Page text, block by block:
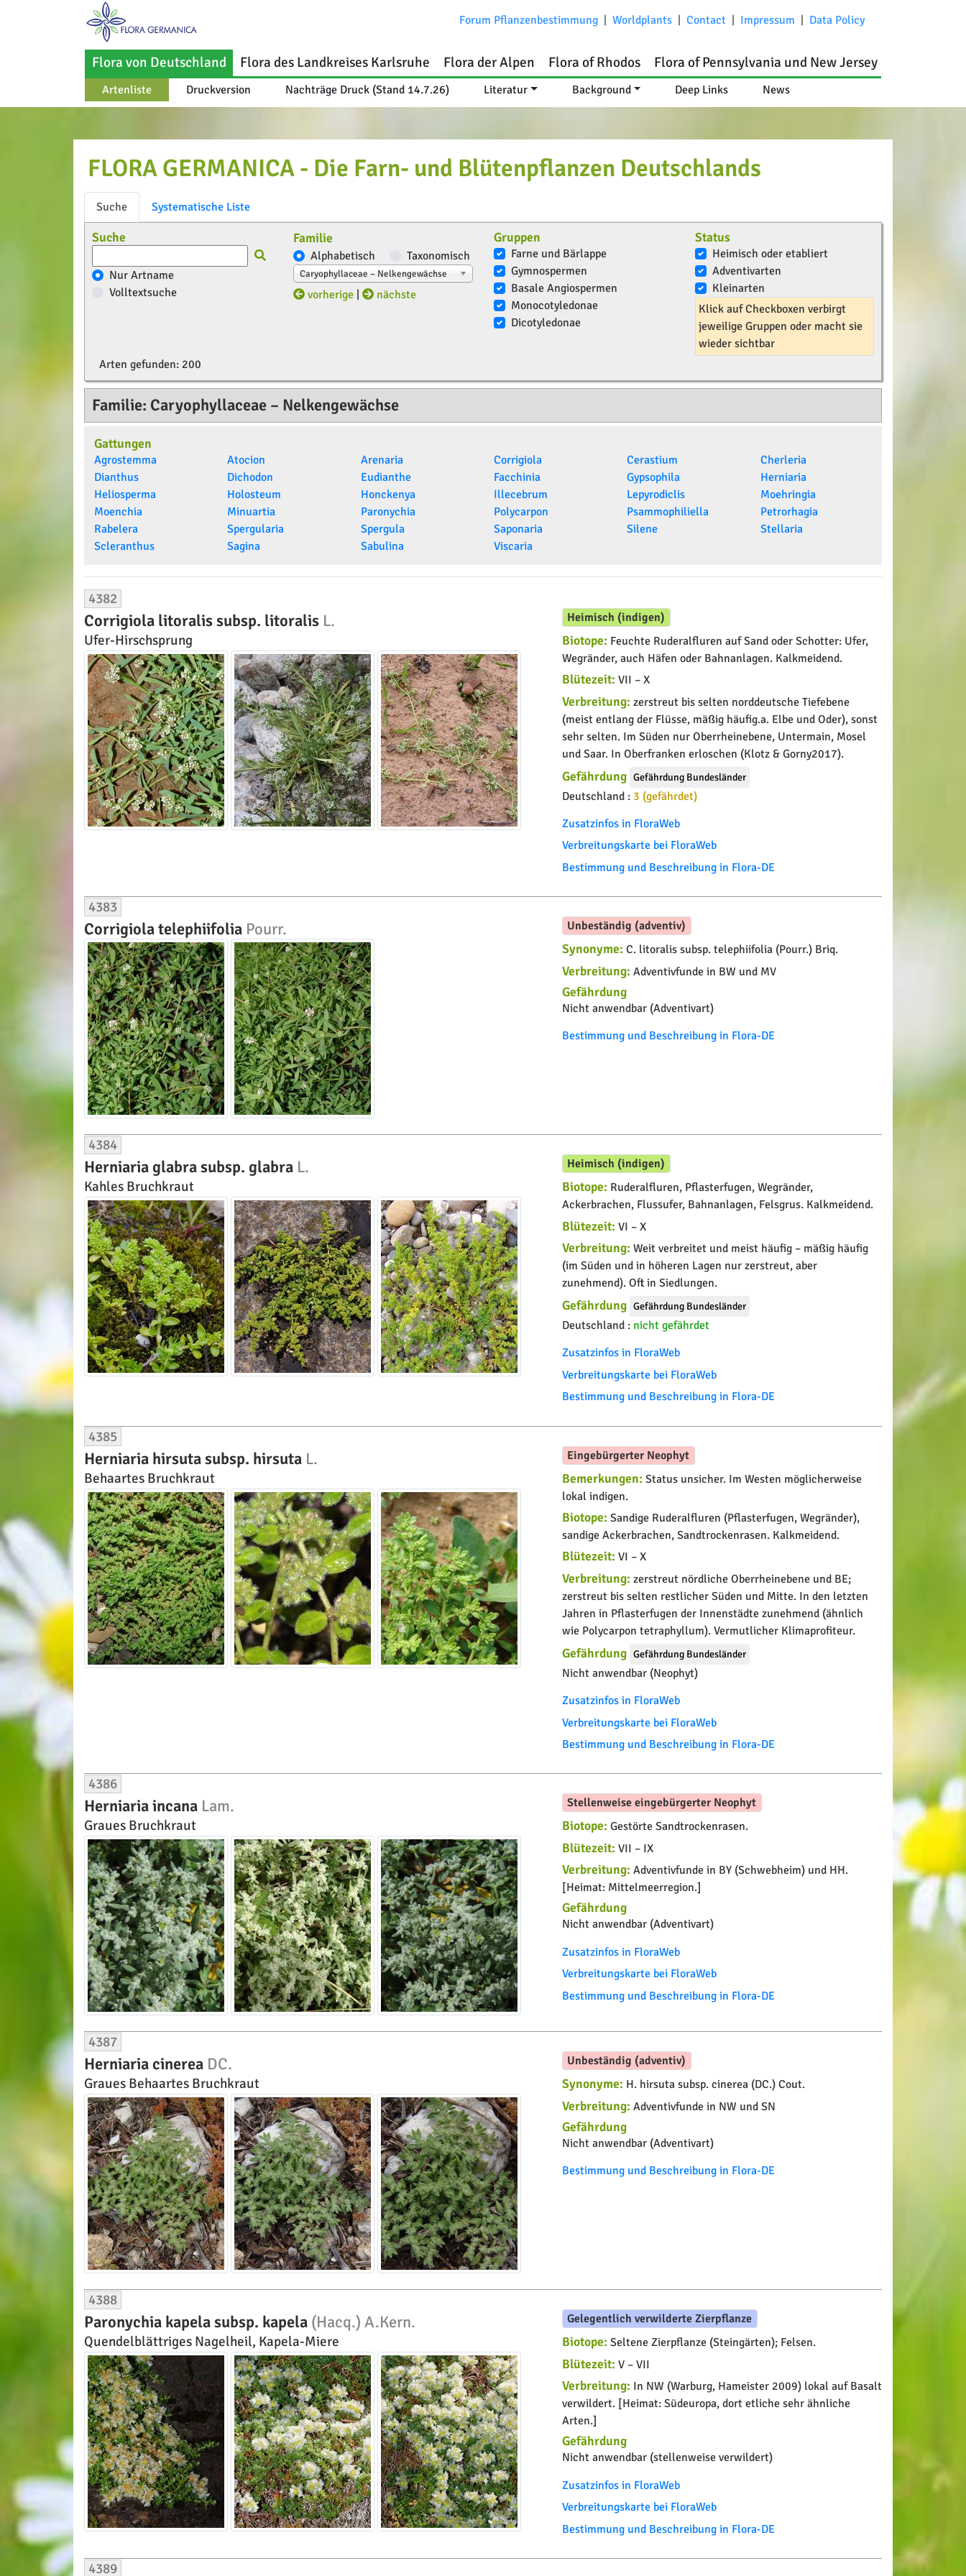
Forum Pflanzenbestimmung Worldplants Contact Impressum Data Policy
Flora von Deutschland Flora des Landkreises Karlsruhe Flora der Alpen Flora of Rhodos Flora of Pennsylvania und New Jersey
Artenliste Druckversion Nachträge Druck (Stand 14.7.26) Literatur Background Deep Links News
FLORA GERMANICA - Die Farn- und Blütenpflanzen Deutschlands
Suche Systematische Liste
Suche
Nur Artname
Volltextsuche
Familie
Alphabetisch Taxonomisch
Caryophyllaceae – Nelkengewächse
vorherige| nächste
Gruppen
Farne und Bärlappe
Gymnospermen
Basale Angiospermen
Monocotyledonae
Dicotyledonae
Status
Heimisch oder etabliert
Adventivarten
Kleinarten
Klick auf Checkboxen verbirgt
jeweilige Gruppen oder macht sie
wieder sichtbar
Arten gefunden: 200
Familie: Caryophyllaceae – Nelkengewächse
Gattungen
Agrostemma Atocion Arenaria Corrigiola Cerastium
Cherleria
Dianthus
Dichodon Eudianthe Facchinia Gypsophila
Herniaria
Heliosperma
Holosteum Honckenya Illecebrum Lepyrodiclis
Moehringia
Moenchia
Minuartia Paronychia Polycarpon Psammophiliella
Petrorhagia
Rabelera
Spergularia Spergula Saponaria Silene
Stellaria
Scleranthus
Sagina Sabulina Viscaria
4382
Corrigiola litoralis subsp. litoralis L.
Ufer-Hirschsprung
Heimisch (indigen)
Biotope: Feuchte Ruderalfluren auf Sand oder Schotter: Ufer,
Wegränder, auch Häfen oder Bahnanlagen. Kalkmeidend.
Blütezeit: VII – X
Verbreitung: zerstreut bis selten norddeutsche Tiefebene
(meist entlang der Flüsse, mäßig häufig.a. Elbe und Oder), sonst
sehr selten. Im Süden nur Oberrheinebene, Untermain, Mosel
und Saar. In Oberfranken erloschen (Klotz & Gorny2017).
Gefährdung Gefährdung Bundesländer
Deutschland : 3 (gefährdet)
Zusatzinfos in FloraWeb
Verbreitungskarte bei FloraWeb
Bestimmung und Beschreibung in Flora-DE
4383
Corrigiola telephiifolia Pourr. Unbeständig (adventiv)
Synonyme: C. litoralis subsp. telephiifolia (Pourr.) Briq.
Verbreitung: Adventivfunde in BW und MV
Gefährdung
Nicht anwendbar (Adventivart)
Bestimmung und Beschreibung in Flora-DE
4384
Herniaria glabra subsp. glabra L.
Kahles Bruchkraut
Heimisch (indigen)
Biotope: Ruderalfluren, Pflasterfugen, Wegränder,
Ackerbrachen, Flussufer, Bahnanlagen, Felsgrus. Kalkmeidend.
Blütezeit: VI – X
Verbreitung: Weit verbreitet und meist häufig – mäßig häufig
(im Süden und in höheren Lagen nur zerstreut, aber
zunehmend). Oft in Siedlungen.
Gefährdung Gefährdung Bundesländer
Deutschland : nicht gefährdet
Zusatzinfos in FloraWeb
Verbreitungskarte bei FloraWeb
Bestimmung und Beschreibung in Flora-DE
4385
Herniaria hirsuta subsp. hirsuta L.
Behaartes Bruchkraut
Eingebürgerter Neophyt
Bemerkungen: Status unsicher. Im Westen möglicherweise
lokal indigen.
Biotope: Sandige Ruderalfluren (Pflasterfugen, Wegränder),
sandige Ackerbrachen, Sandtrockenrasen. Kalkmeidend.
Blütezeit: VI – X
Verbreitung: zerstreut nördliche Oberrheinebene und BE;
zerstreut bis selten restlicher Süden und Mitte. In den letzten
Jahren in Pflasterfugen der Innenstädte zunehmend (ähnlich
wie Polycarpon tetraphyllum). Vermutlicher Klimaprofiteur.
Gefährdung Gefährdung Bundesländer
Nicht anwendbar (Neophyt)
Zusatzinfos in FloraWeb
Verbreitungskarte bei FloraWeb
Bestimmung und Beschreibung in Flora-DE
4386
Herniaria incana Lam.
Graues Bruchkraut
Stellenweise eingebürgerter Neophyt
Biotope: Gestörte Sandtrockenrasen.
Blütezeit: VII – IX
Verbreitung: Adventivfunde in BY (Schwebheim) und HH.
[Heimat: Mittelmeerregion.]
Gefährdung
Nicht anwendbar (Adventivart)
Zusatzinfos in FloraWeb
Verbreitungskarte bei FloraWeb
Bestimmung und Beschreibung in Flora-DE
4387
Herniaria cinerea DC.
Graues Behaartes Bruchkraut
Unbeständig (adventiv)
Synonyme: H. hirsuta subsp. cinerea (DC.) Cout.
Verbreitung: Adventivfunde in NW und SN
Gefährdung
Nicht anwendbar (Adventivart)
Bestimmung und Beschreibung in Flora-DE
4388
Paronychia kapela subsp. kapela (Hacq.) A.Kern.
Quendelblättriges Nagelheil, Kapela-Miere
Gelegentlich verwilderte Zierpflanze
Biotope: Seltene Zierpflanze (Steingärten); Felsen.
Blütezeit: V – VII
Verbreitung: In NW (Warburg, Hameister 2009) lokal auf Basalt
verwildert. [Heimat: Südeuropa, dort etliche sehr ähnliche
Arten.]
Gefährdung
Nicht anwendbar (stellenweise verwildert)
Zusatzinfos in FloraWeb
Verbreitungskarte bei FloraWeb
Bestimmung und Beschreibung in Flora-DE
4389